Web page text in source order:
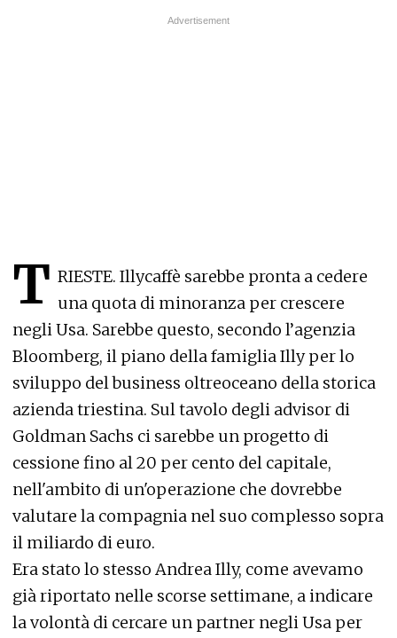
T RIESTE. Illycaffè sarebbe pronta a cedere
una quota di minoranza per crescere
negli Usa. Sarebbe questo, secondo l’agenzia
Bloomberg, il piano della famiglia Illy per lo
sviluppo del business oltreoceano della storica
azienda triestina. Sul tavolo degli advisor di
Goldman Sachs ci sarebbe un progetto di
cessione fino al 20 per cento del capitale,
nell'ambito di un'operazione che dovrebbe
valutare la compagnia nel suo complesso sopra
il miliardo di euro.
Era stato lo stesso Andrea Illy, come avevamo
già riportato nelle scorse settimane, a indicare
la volontà di cercare un partner negli Usa per